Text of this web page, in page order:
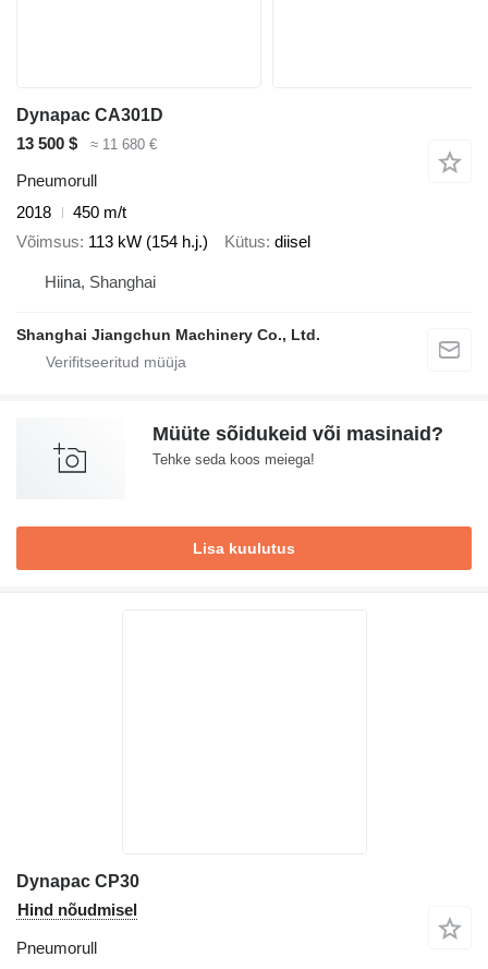
Dynapac CA301D
13 500 $
≈ 11 680 €
Pneumorull
2018
450 m/t
Võimsus 113 kW (154 h.j.) Kütus diisel
Hiina, Shanghai
Shanghai Jiangchun Machinery Co., Ltd.
Müüte sõidukeid või masinaid?
Tehke seda koos meiega!
Lisa kuulutus
Dynapac CP30
Hind nõudmisel
Pneumorull